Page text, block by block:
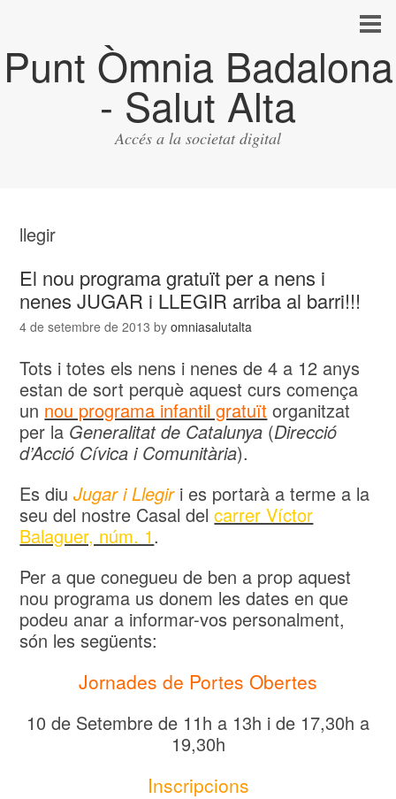
Punt Òmnia Badalona
- Salut Alta
Accés a la societat digital
llegir
El nou programa gratuït per a nens i
nenes JUGAR i LLEGIR arriba al barri!!!
4 de setembre de 2013 byomniasalutalta
Tots i totes els nens i nenes de 4 a 12 anys
estan de sort perquè aquest curs comença
un nou programa infantil gratuït organitzat
per la Generalitat de Catalunya (Direcció
d’Acció Cívica i Comunitària).
Es diuJugar i Llegiri es portarà a terme a la
seu del nostre Casal delcarrer Víctor
Balaguer, núm. 1.
Per a que conegueu de ben a prop aquest
nou programa us donem les dates en que
podeu anar a informar-vos personalment,
són les següents:
Jornades de Portes Obertes
10 de Setembre de 11h a 13h i de 17,30h a
19,30h
Inscripcions